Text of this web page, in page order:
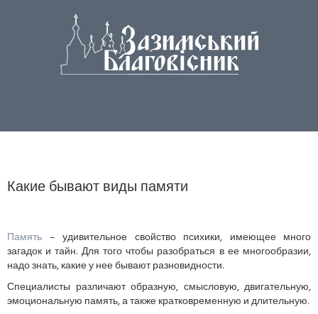
Какие бывают виды памяти
Память – удивительное свойство психики, имеющее много
загадок и тайн. Для того чтобы разобраться в ее многообразии,
надо знать, какие у нее бывают разновидности.
Специалисты различают образную, смысловую, двигательную,
эмоциональную память, а также кратковременную и длительную.